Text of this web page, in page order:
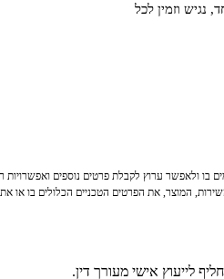
נגיש וזמין לכל
ולאפשר ערוץ לקבלת פרטים נוספים ואפשרויות
המוצר, את הפרטים הטכניים הכלולים בו או
לייעוץ אישי מעורך דין.